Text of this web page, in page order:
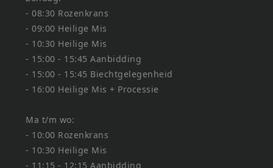
- 08:30 Rozenkrans
- 09:00 Heilige Mis
- 10:30 Heilige Mis
- 15:00 - 15:45 Aanbidding
- 15:00 - 15:45 Biechtgelegenheid
- 16:00 Heilige Mis + Processie
Ma t/m wo:
- 10:00 Rozenkrans
- 10:30 Heilige Mis
- 11:15 - 12:15 Aanbidding